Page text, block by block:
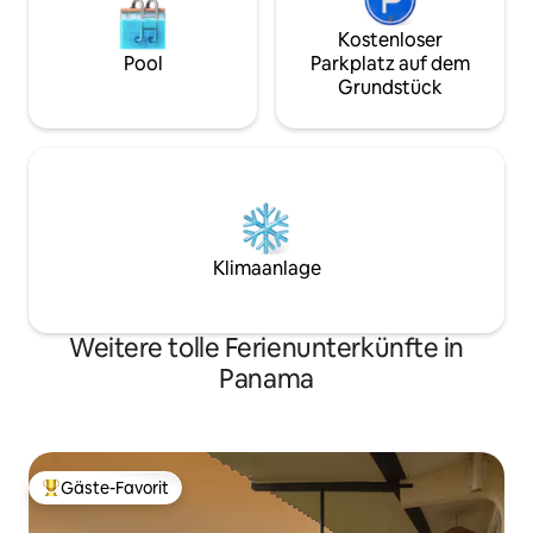
Pool
Kostenloser
Parkplatz auf dem
Grundstück
Klimaanlage
Weitere tolle Ferienunterkünfte in
Panama
Beliebter Gäste-Favorit.
Gäste-Favorit